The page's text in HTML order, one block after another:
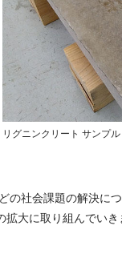
リグニンクリート サンプル
社会課題の解決に
大に取り組んでいき